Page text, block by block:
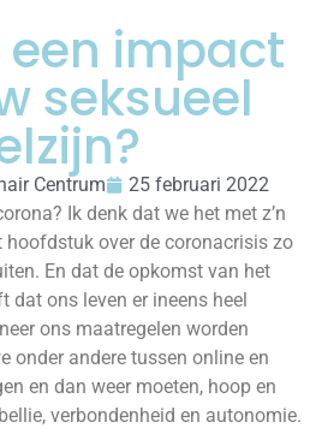
een impact
seksueel
Centrum
25 februari 2022
Ik denk dat we het met z’n
hoofdstuk over de coronacrisis zo
En dat de opkomst van het
dat ons leven er ineens heel
ons maatregelen worden
onder andere tussen online en
en dan weer moeten, hoop en
verbondenheid en autonomie.